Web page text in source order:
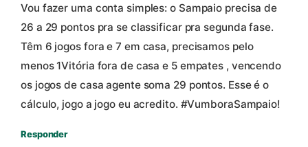
Vou fazer uma conta simples: o Sampaio precisa de
26 a 29 pontos pra se classificar pra segunda fase.
Têm 6 jogos fora e 7 em casa, precisamos pelo
menos 1Vitória fora de casa e 5 empates , vencendo
os jogos de casa agente soma 29 pontos. Esse é o
cálculo, jogo a jogo eu acredito. #VumboraSampaio!
Responder